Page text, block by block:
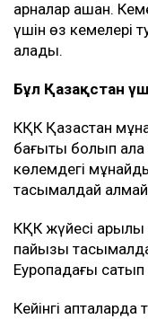
арналар ашқан.
үшін өз кемелері
алады.
Бұл Қазақстан
КҚК Қазақстан
бағыты болып қала
көлемдегі
тасымалдай
КҚК жүйесі
пайызы
Еуропадағы сатып
Кейінгі